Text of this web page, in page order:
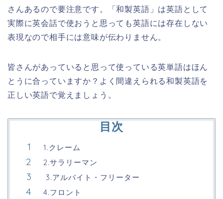
さんあるので要注意です。「和製英語」は英語として
実際に英会話で使おうと思っても英語には存在しない
表現なので相手には意味が伝わりません。
皆さんがあっていると思って使っている英単語はほん
とうに合っていますか？よく間違えられる和製英語を
正しい英語で覚えましょう。
目次
1.クレーム
2.サラリーマン
3.アルバイト・フリーター
4.フロント